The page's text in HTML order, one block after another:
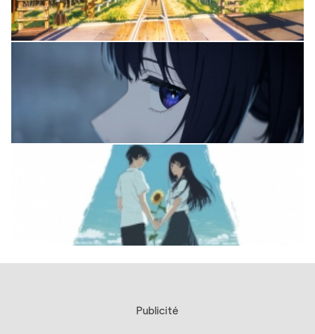
Publicité